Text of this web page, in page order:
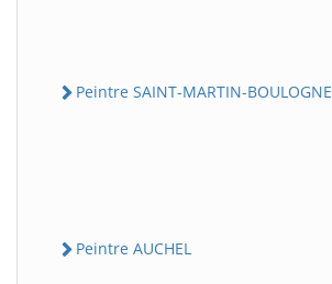
Peintre SAINT-MARTIN-BOULOGNE
Peintre AUCHEL